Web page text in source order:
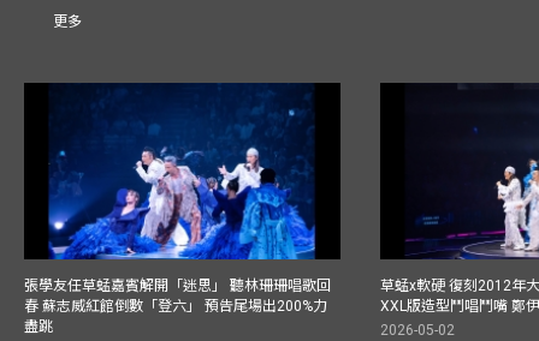
更多
張學友任草蜢嘉賓解開「迷思」 聽林珊珊唱歌回
春 蘇志威紅館倒數「登六」 預告尾場出200%力
盡跳
草蜢x軟硬 復刻2012年
XXL版造型鬥唱鬥嘴 鄭
2026-05-02